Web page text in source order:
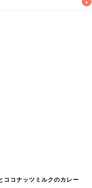
なるべくお早めにお召
コナッツミルクのカレー